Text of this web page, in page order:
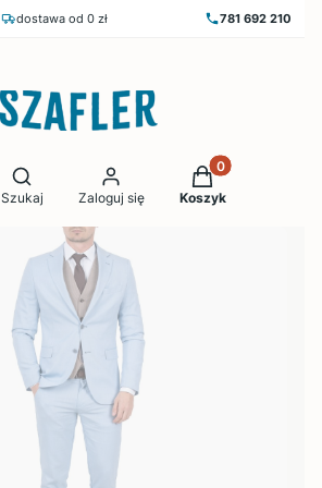
dostawa od 0 zł 781 692 210
Otwórz wyszukiwarkę
Szukaj Zaloguj się
Produkty w
Koszyk